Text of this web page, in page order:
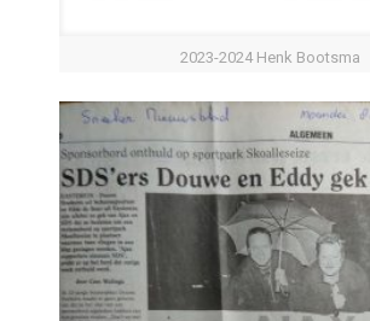
2023-2024 Henk Bootsma